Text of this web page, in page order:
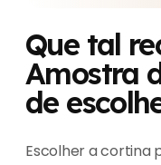
Que tal
Amostra
de
Escolher a cortina